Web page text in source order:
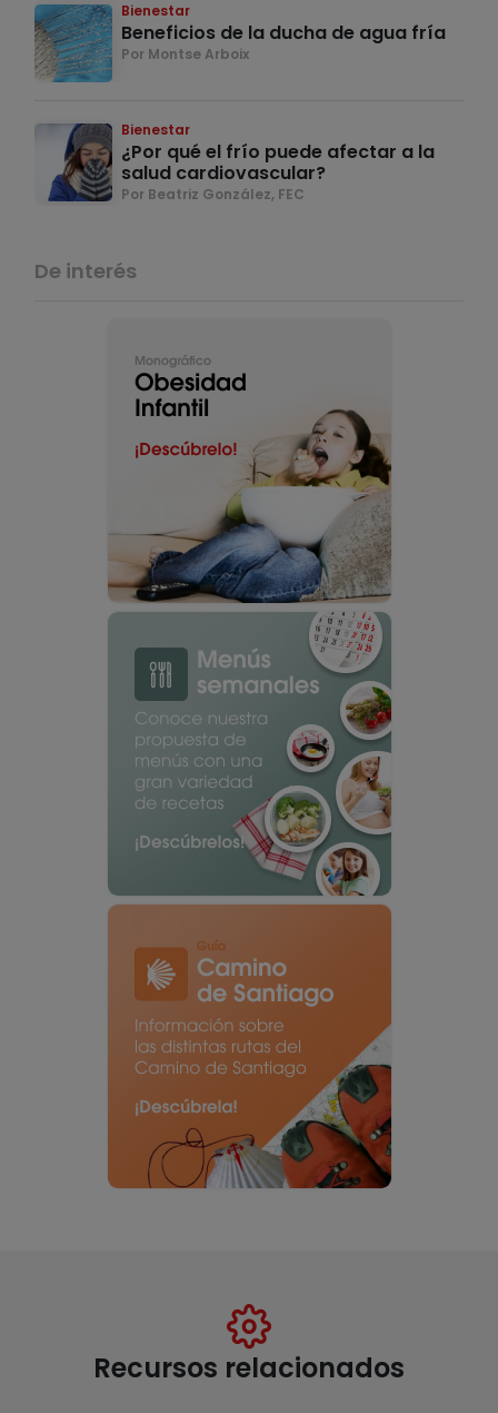
Bienestar
Beneficios de la ducha de agua fría
Por Montse Arboix
Bienestar
¿Por qué el frío puede afectar a la
salud cardiovascular?
Por Beatriz González, FEC
De interés
Recursos relacionados